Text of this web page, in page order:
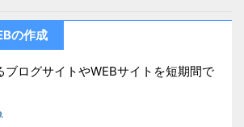
の作成
ログサイトやWEBサイトを短期間で